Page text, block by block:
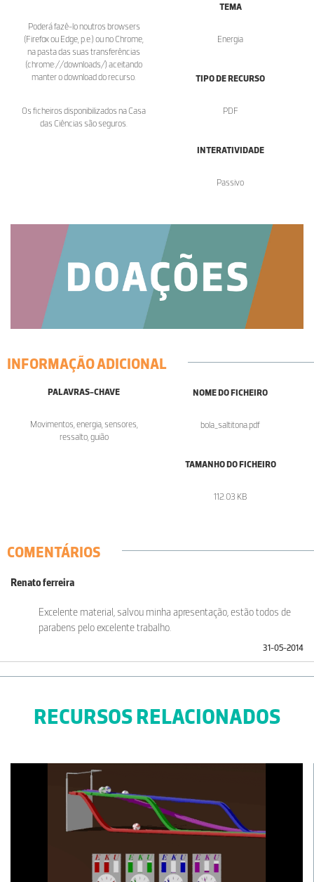
Poderá fazê-lo noutros browsers
(Firefox ou Edge, p.e.) ou no Chrome,
na pasta das suas transferências
(chrome://downloads/) aceitando
manter o download do recurso.
Os ficheiros disponibilizados na Casa
das Ciências são seguros.
TEMA
Energia
TIPO DE RECURSO
PDF
INTERATIVIDADE
Passivo
INFORMAÇÃO ADICIONAL
PALAVRAS-CHAVE
Movimentos, energia, sensores,
ressalto, guião
NOME DO FICHEIRO
bola_saltitona.pdf
TAMANHO DO FICHEIRO
112.03 KB
COMENTÁRIOS
Renato ferreira
Excelente material, salvou minha apresentação, estão todos de
parabens pelo excelente trabalho.
31-05-2014
RECURSOS RELACIONADOS